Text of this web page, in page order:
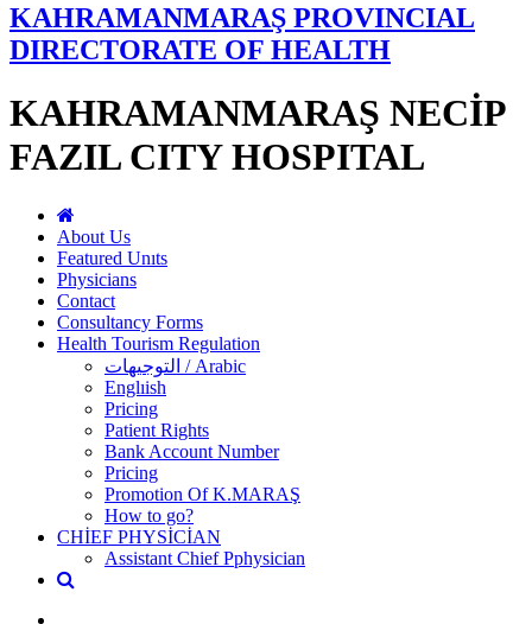
KAHRAMANMARAŞ PROVINCIAL
DIRECTORATE OF HEALTH
KAHRAMANMARAŞ NECİP
FAZIL CITY HOSPITAL
About Us
Featured Unıts
Physicians
Contact
Consultancy Forms
Health Tourism Regulation
التوجيهات / Arabic
Englıish
Pricing
Patient Rights
Bank Account Number
Pricing
Promotion Of K.MARAŞ
How to go?
CHİEF PHYSİCİAN
Assistant Chief Pphysician